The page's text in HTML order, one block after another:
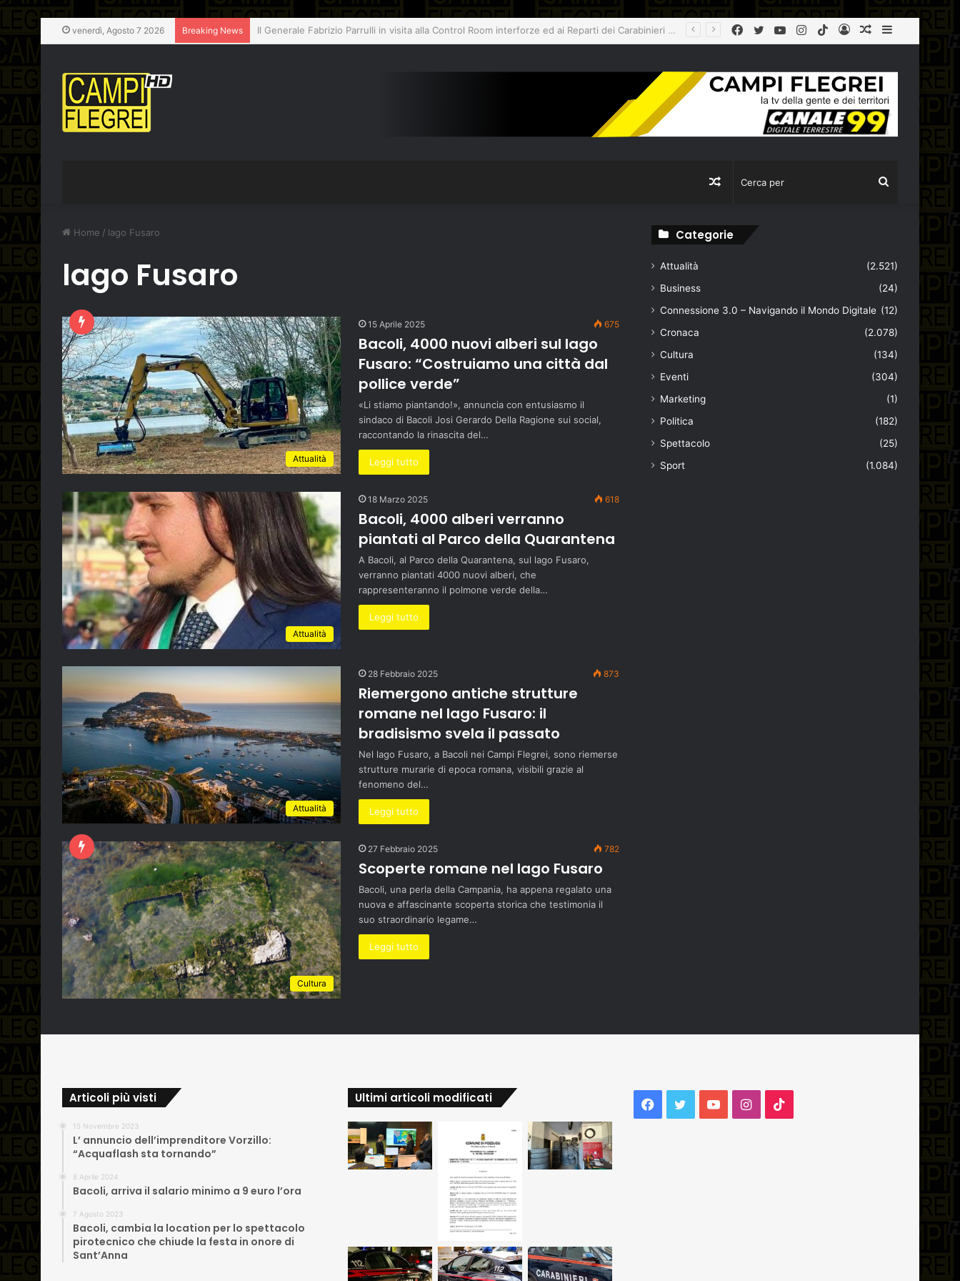
venerdì, Agosto 7 2026 Breaking News Pozzuoli, chiuso il plesso Marconi dopo il terremoto del 31 luglio: edificio dichiarato inagibile Sidebar
Articolo
Log
TikTok
Instagram
YouTube
Twitter
Facebook
Cerca
Articolo
casuale
Home / lago Fusaro
lago Fusaro
Attualità
15 Aprile 2025 675
Bacoli, 4000 nuovi alberi sul lago
Fusaro: “Costruiamo una città dal
pollice verde”
«Li stiamo piantando!», annuncia con entusiasmo il
sindaco di Bacoli Josi Gerardo Della Ragione sui social,
raccontando la rinascita del…
Leggi tutto
Attualità
18 Marzo 2025 618
Bacoli, 4000 alberi verranno
piantati al Parco della Quarantena
A Bacoli, al Parco della Quarantena, sul lago Fusaro,
verranno piantati 4000 nuovi alberi, che
rappresenteranno il polmone verde della…
Leggi tutto
Attualità
28 Febbraio 2025 873
Riemergono antiche strutture
romane nel lago Fusaro: il
bradisismo svela il passato
Nel lago Fusaro, a Bacoli nei Campi Flegrei, sono riemerse
strutture murarie di epoca romana, visibili grazie al
fenomeno del…
Leggi tutto
Cultura
27 Febbraio 2025 782
Scoperte romane nel lago Fusaro
Bacoli, una perla della Campania, ha appena regalato una
nuova e affascinante scoperta storica che testimonia il
suo straordinario legame…
Leggi tutto
Categorie
Attualità
(2.521)
Business
(24)
Connessione 3.0 – Navigando il Mondo Digitale (12)
Cronaca
(2.078)
Cultura
(134)
Eventi
(304)
Marketing
(1)
Politica
(182)
Spettacolo
(25)
Sport
(1.084)
Articoli più visti
15 Novembre 2023
L’ annuncio dell’imprenditore Vorzillo:
“Acquaflash sta tornando”
8 Aprile 2024
Bacoli, arriva il salario minimo a 9 euro l’ora
7 Agosto 2023
Bacoli, cambia la location per lo spettacolo
pirotecnico che chiude la festa in onore di
Sant’Anna
Ultimi articoli modificati Facebook
TwitterYouTubeInstagram
TikTok